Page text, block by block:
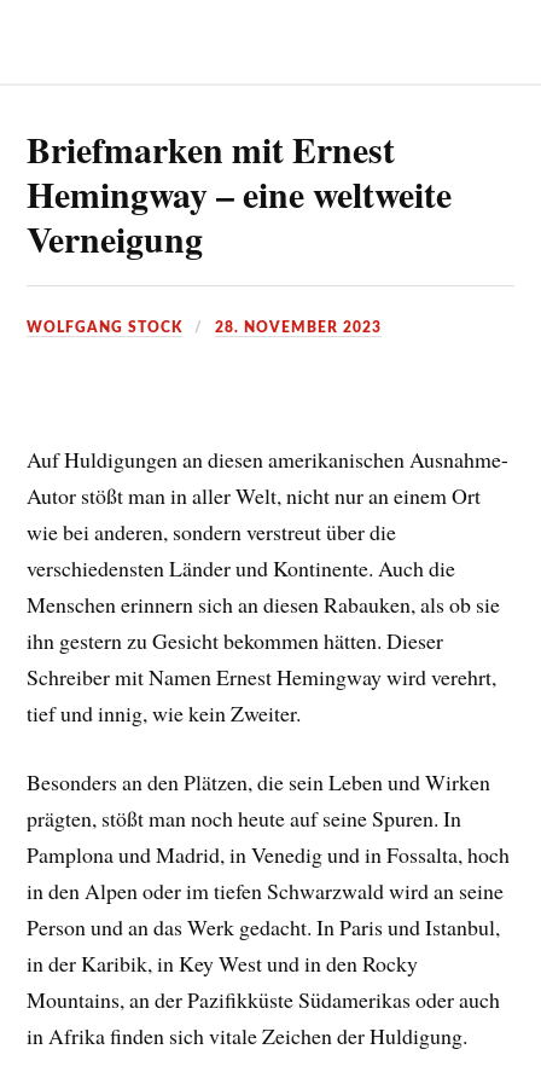
Briefmarken mit Ernest
Hemingway – eine weltweite
Verneigung
WOLFGANG STOCK 28. NOVEMBER 2023
Auf Huldigungen an diesen amerikanischen Ausnahme-
Autor stößt man in aller Welt, nicht nur an einem Ort
wie bei anderen, sondern verstreut über die
verschiedensten Länder und Kontinente. Auch die
Menschen erinnern sich an diesen Rabauken, als ob sie
ihn gestern zu Gesicht bekommen hätten. Dieser
Schreiber mit Namen Ernest Hemingway wird verehrt,
tief und innig, wie kein Zweiter.
Besonders an den Plätzen, die sein Leben und Wirken
prägten, stößt man noch heute auf seine Spuren. In
Pamplona und Madrid, in Venedig und in Fossalta, hoch
in den Alpen oder im tiefen Schwarzwald wird an seine
Person und an das Werk gedacht. In Paris und Istanbul,
in der Karibik, in Key West und in den Rocky
Mountains, an der Pazifikküste Südamerikas oder auch
in Afrika finden sich vitale Zeichen der Huldigung.